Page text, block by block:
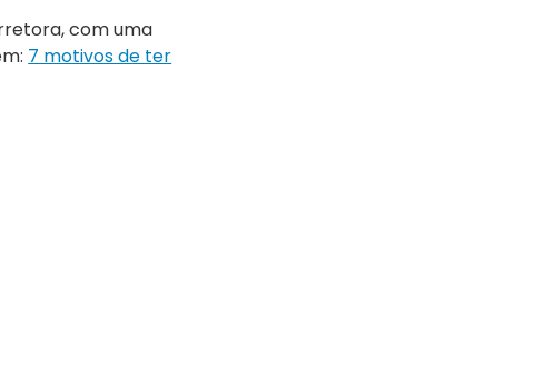
com uma
7 motivos de ter